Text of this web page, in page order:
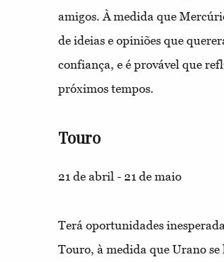
amigos. À medida que
de ideias e opiniões que
confiança, e é provável que
próximos tempos.
Touro
21 de abril - 21 de maio
Terá oportunidades
Touro, à medida que Urano